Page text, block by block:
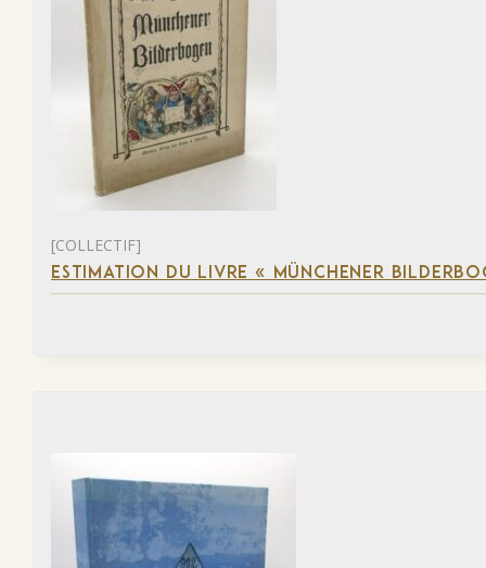
[COLLECTIF]
ESTIMATION DU LIVRE « MÜNCHENER